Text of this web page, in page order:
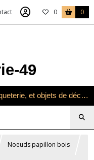
0 0
49
Noeuds papillon en bois, bijoux en marqueterie, et objets de décoration en marqueterie bois
Noeuds papillon bois